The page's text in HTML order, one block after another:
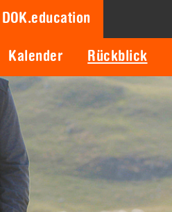
DOK.education
Kalender Rückblick